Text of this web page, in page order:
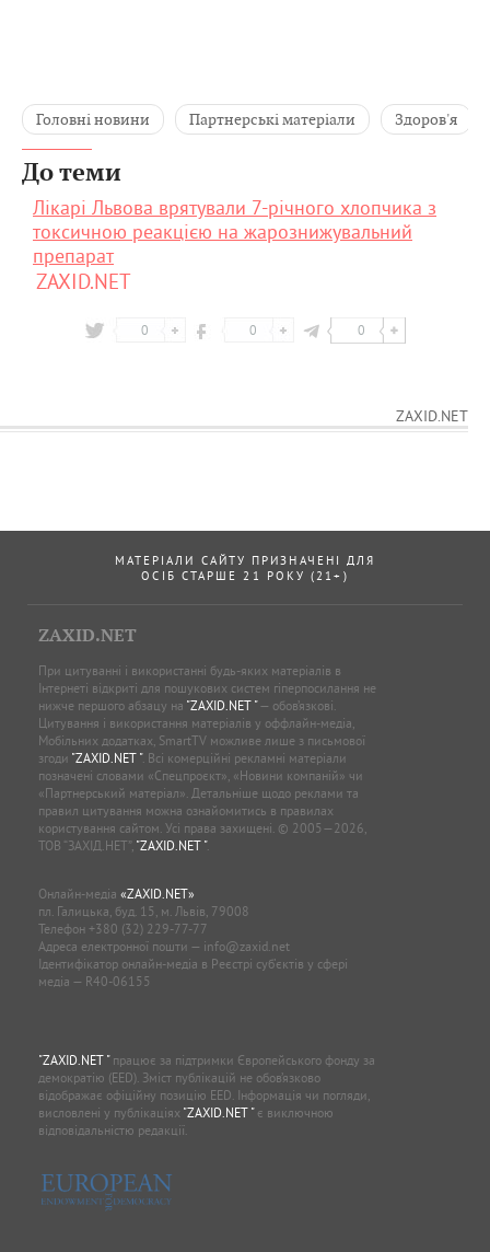
Головні новини Партнерські матеріали Здоров'я
До теми
Лікарі Львова врятували 7-річного хлопчика з
токсичною реакцією на жарознижувальний
препарат
ZAXID.NET
0 0 0
ZAXID.NET
МАТЕРІАЛИ САЙТУ ПРИЗНАЧЕНІ ДЛЯ
ОСІБ СТАРШЕ 21 РОКУ (21+)
ZAXID.NET
При цитуванні і використанні будь-яких матеріалів в
Інтернеті відкриті для пошукових систем гіперпосилання не
нижче першого абзацу на "ZAXID.NET "— обов’язкові.
Цитування і використання матеріалів у оффлайн-медіа,
Мобільних додатках, SmartTV можливе лише з письмової
згоди "ZAXID.NET ". Всі комерційні рекламні матеріали
позначені словами «Спецпроєкт», «Новини компаній» чи
«Партнерський матеріал». Детальніше щодо реклами та
правил цитування можна ознайомитись в правилах
користування сайтом. Усі права захищені. © 2005—2026,
ТОВ “ЗАХІД.НЕТ”, "ZAXID.NET ".
Онлайн-медіа «ZAXID.NET»
пл. Галицька, буд. 15, м. Львів, 79008
Телефон +380 (32) 229-77-77
Адреса електронної пошти — info@zaxid.net
Ідентифікатор онлайн-медіа в Реєстрі суб'єктів у сфері
медіа — R40-06155
"ZAXID.NET "працює за підтримки Європейського фонду за
демократію (EED). Зміст публікацій не обов’язково
відображає офіційну позицію EED. Інформація чи погляди,
висловлені у публікаціях "ZAXID.NET "є виключною
відповідальністю редакції.